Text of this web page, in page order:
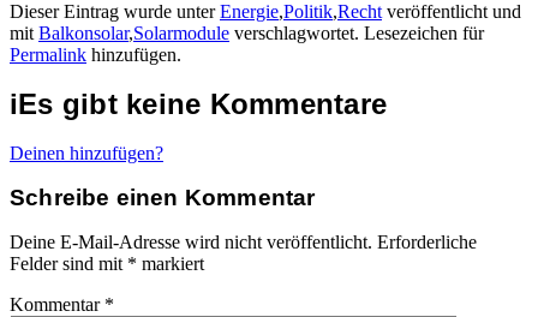
Dieser Eintrag wurde unterEnergie,Politik,Recht veröffentlicht und
mit Balkonsolar,Solarmodule verschlagwortet. Lesezeichen für
Permalink hinzufügen.
iEs gibt keine Kommentare
Deinen hinzufügen?
Schreibe einen Kommentar
Deine E-Mail-Adresse wird nicht veröffentlicht. Erforderliche
Felder sind mit * markiert
Kommentar *